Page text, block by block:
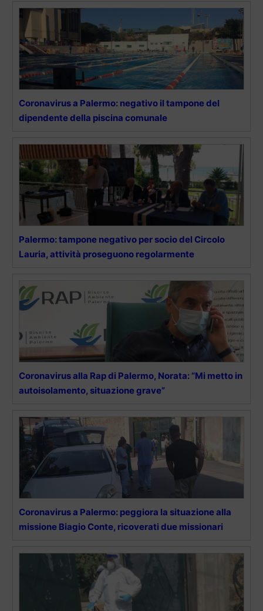
Coronavirus a Palermo: negativo il tampone del
dipendente della piscina comunale
Palermo: tampone negativo per socio del Circolo
Lauria, attività proseguono regolarmente
Coronavirus alla Rap di Palermo, Norata: “Mi metto in
autoisolamento, situazione grave”
Coronavirus a Palermo: peggiora la situazione alla
missione Biagio Conte, ricoverati due missionari